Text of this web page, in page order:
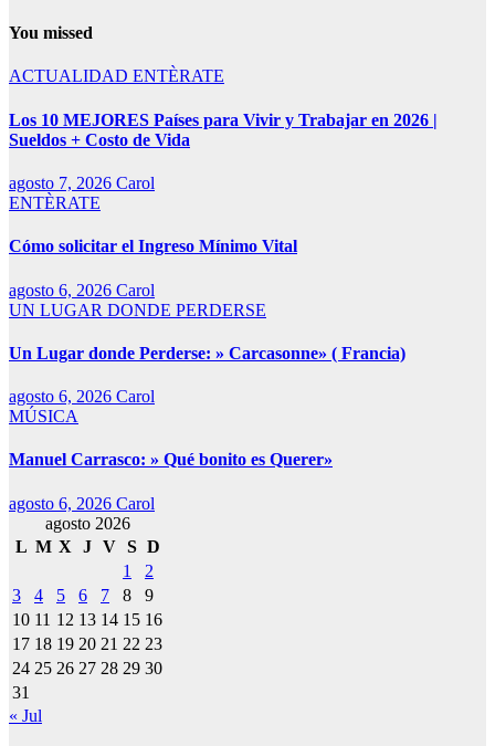
You missed
ACTUALIDAD ENTÈRATE
Los 10 MEJORES Países para Vivir y Trabajar en 2026 |
Sueldos + Costo de Vida
agosto 7, 2026 Carol
ENTÈRATE
Cómo solicitar el Ingreso Mínimo Vital
agosto 6, 2026 Carol
UN LUGAR DONDE PERDERSE
Un Lugar donde Perderse: » Carcasonne» ( Francia)
agosto 6, 2026 Carol
MÚSICA
Manuel Carrasco: » Qué bonito es Querer»
agosto 6, 2026 Carol
agosto 2026
L M X J V S D
1
2
3
4 5 6 7 8
9
10 11 12 13 14 15 16
17 18 19 20 21 22 23
24 25 26 27 28 29 30
31
« Jul